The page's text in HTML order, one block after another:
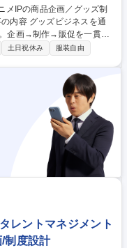
企画→制作→販促を一貫し
生み、作品そのものの価値
ティブ監修 ・動画やSNS
ータの集計・分析および改
土日祝休み 服装自由
レントマネジメント
制度設計